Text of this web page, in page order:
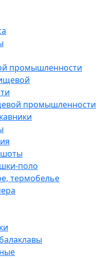
промышленности
промышленности
поло
термобелье